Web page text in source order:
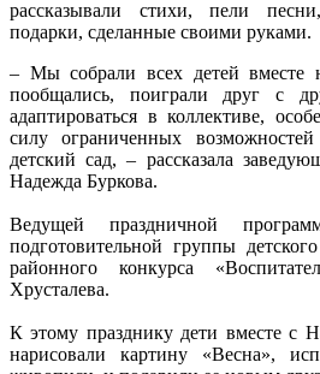
рассказывали стихи, пели
подарки, сделанные своими руками.
– Мы собрали всех детей вместе
пообщались, поиграли друг с
адаптироваться в коллективе,
силу ограниченных
детский сад, – рассказала
Надежда Буркова.
Ведущей праздничной
подготовительной группы
районного конкурса
Хрусталева.
К этому празднику дети вместе с
нарисовали картину «Весна»,